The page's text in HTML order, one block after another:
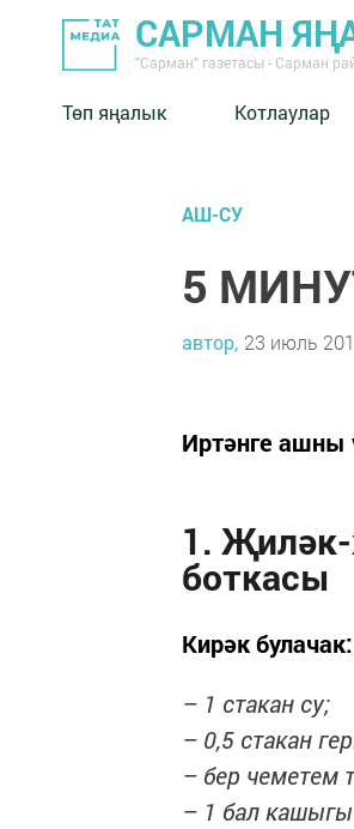
САРМАН
"Сарман" газетасы - Сарман
Төп яңалык Котлаулар
АШ-СУ
5
автор, 23 июль
Иртәнге ашны
1.
боткасы
Кирәк булачак:
– 1 стакан су;
– 0,5 стакан
– бер чеметем
– 1 бал